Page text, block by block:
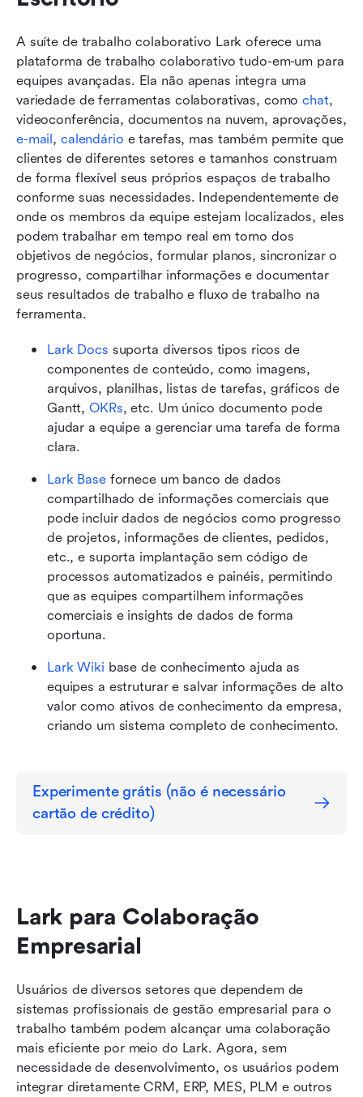
A suíte de trabalho colaborativo Lark oferece uma
plataforma de trabalho colaborativo tudo-em-um para
equipes avançadas. Ela não apenas integra uma
variedade de ferramentas colaborativas, como chat,
e-mail, calendário e tarefas, mas também permite que
clientes de diferentes setores e tamanhos construam
de forma flexível seus próprios espaços de trabalho
conforme suas necessidades. Independentemente de
onde os membros da equipe estejam localizados, eles
podem trabalhar em tempo real em torno dos
objetivos de negócios, formular planos, sincronizar o
progresso, compartilhar informações e documentar
seus resultados de trabalho e fluxo de trabalho na
ferramenta.
Lark Docs suporta diversos tipos ricos de
componentes de conteúdo, como imagens,
arquivos, planilhas, listas de tarefas, gráficos de
Gantt, OKRs, etc. Um único documento pode
ajudar a equipe a gerenciar uma tarefa de forma
clara.
Lark Base fornece um banco de dados
compartilhado de informações comerciais que
pode incluir dados de negócios como progresso
de projetos, informações de clientes, pedidos,
etc., e suporta implantação sem código de
processos automatizados e painéis, permitindo
que as equipes compartilhem informações
comerciais e insights de dados de forma
oportuna.
Lark Wiki base de conhecimento ajuda as
equipes a estruturar e salvar informações de alto
valor como ativos de conhecimento da empresa,
criando um sistema completo de conhecimento.
Experimente grátis (não é necessário
cartão de crédito)
Lark para Colaboração
Empresarial
Usuários de diversos setores que dependem de
sistemas profissionais de gestão empresarial para o
trabalho também podem alcançar uma colaboração
mais eficiente por meio do Lark. Agora, sem
necessidade de desenvolvimento, os usuários podem
integrar diretamente CRM, ERP, MES, PLM e outros